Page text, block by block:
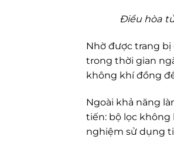
Điều hòa
Nhờ được trang
trong thời gian
không khí đồng
Ngoài khả năng
tiến: bộ lọc không
nghiệm sử dụng